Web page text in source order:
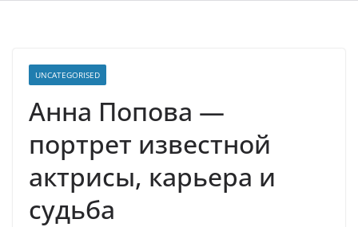
UNCATEGORISED
Анна Попова —
портрет известной
актрисы, карьера и
судьба